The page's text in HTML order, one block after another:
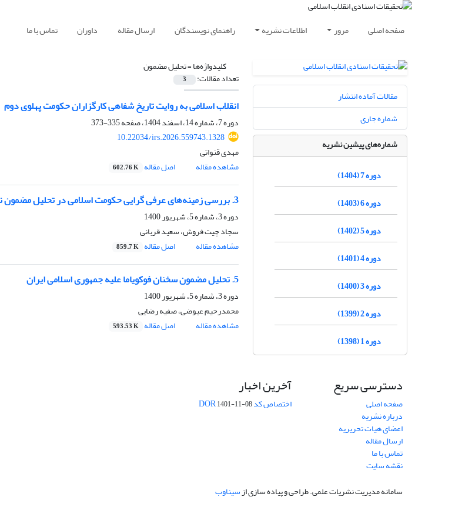
صفحه اصلی مرور اطلاعات نشریه راهنمای نویسندگان ارسال مقاله داوران تماس با ما
کلیدواژه‌ها =تحلیل مضمون
تعداد مقالات: 3
انقلاب اسلامی به روایت تاریخ شفاهی کارگزاران حکومت پهلوی دوم
دوره 7، شماره 14، اسفند 1404، صفحه
335-373
10.22034/irs.2026.559743.1328
مهدی قنواتی
مشاهده مقاله
اصل مقاله 602.76 K
3. بررسی زمینه‌های عرفی گرایی حکومت اسلامی در تحلیل مضمون نظرات آیت‌الله جوادی آملی
دوره 3، شماره 5، شهریور 1400
سجاد چیت فروش، سعید قربانی
مشاهده مقاله
اصل مقاله 859.7 K
5. تحلیل مضمون سخنان فوکویاما علیه جمهوری اسلامی ایران
دوره 3، شماره 5، شهریور 1400
محمدرحیم عیوضی، صفیه رضایی
مشاهده مقاله
اصل مقاله 593.53 K
مقالات آماده انتشار
شماره جاری
شماره‌های پیشین نشریه
دوره 7 (1404)
دوره 6 (1403)
دوره 5 (1402)
دوره 4 (1401)
دوره 3 (1400)
دوره 2 (1399)
دوره 1 (1398)
دسترسی سریع
صفحه اصلی
درباره نشریه
اعضای هیات تحریریه
ارسال مقاله
تماس با ما
نقشه سایت
آخرین اخبار
اختصاص کد DOR1401-11-08
سامانه مدیریت نشریات علمی.طراحی و پیاده سازی ازسیناوب